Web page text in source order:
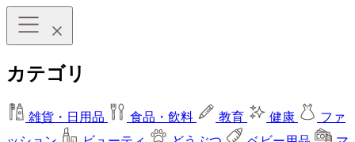
カテゴリ
雑貨・日用品 食品・飲料 教育 健康
ファ